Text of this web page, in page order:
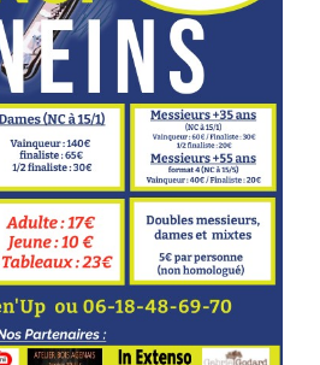
au 25 juin 2023